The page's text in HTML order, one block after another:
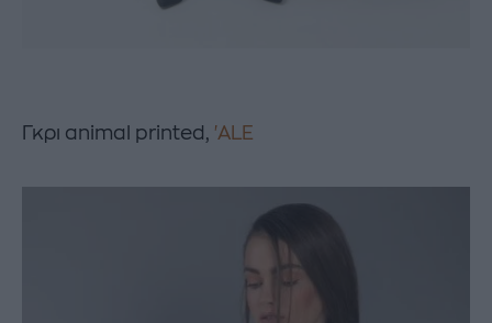
Γκρι animal printed, 'ALE